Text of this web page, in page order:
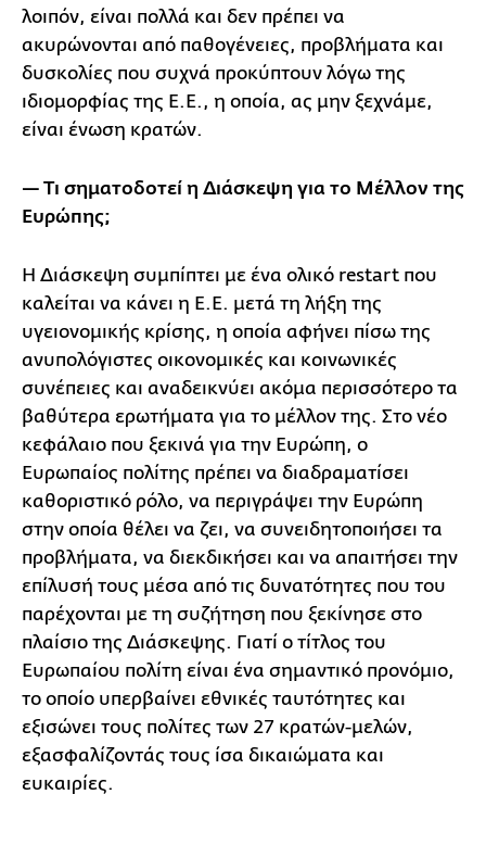
λοιπόν, είναι πολλά και δεν πρέπει να
ακυρώνονται από παθογένειες, προβλήματα και
δυσκολίες που συχνά προκύπτουν λόγω της
ιδιομορφίας της Ε.Ε., η οποία, ας μην ξεχνάμε,
είναι ένωση κρατών.
— Τι σηματοδοτεί η Διάσκεψη για το Μέλλον της
Ευρώπης;
Η Διάσκεψη συμπίπτει με ένα ολικό restart που
καλείται να κάνει η Ε.Ε. μετά τη λήξη της
υγειονομικής κρίσης, η οποία αφήνει πίσω της
ανυπολόγιστες οικονομικές και κοινωνικές
συνέπειες και αναδεικνύει ακόμα περισσότερο τα
βαθύτερα ερωτήματα για το μέλλον της. Στο νέο
κεφάλαιο που ξεκινά για την Ευρώπη, ο
Ευρωπαίος πολίτης πρέπει να διαδραματίσει
καθοριστικό ρόλο, να περιγράψει την Ευρώπη
στην οποία θέλει να ζει, να συνειδητοποιήσει τα
προβλήματα, να διεκδικήσει και να απαιτήσει την
επίλυσή τους μέσα από τις δυνατότητες που του
παρέχονται με τη συζήτηση που ξεκίνησε στο
πλαίσιο της Διάσκεψης. Γιατί ο τίτλος του
Ευρωπαίου πολίτη είναι ένα σημαντικό προνόμιο,
το οποίο υπερβαίνει εθνικές ταυτότητες και
εξισώνει τους πολίτες των 27 κρατών-μελών,
εξασφαλίζοντάς τους ίσα δικαιώματα και
ευκαιρίες.